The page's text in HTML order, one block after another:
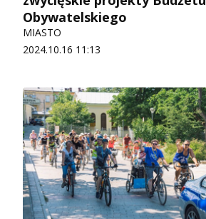
Obywatelskiego
MIASTO
2024.10.16 11:13